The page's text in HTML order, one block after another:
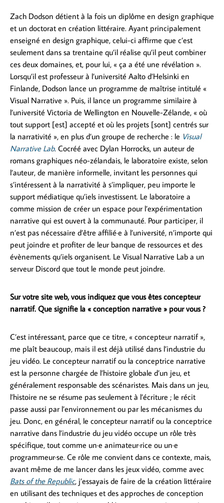
Zach Dodson détient à la fois un diplôme en design graphique
et un doctorat en création littéraire. Ayant principalement
enseigné en design graphique, celui-ci affirme que c’est
seulement dans sa trentaine qu’il réalise qu’il peut combiner
ces deux domaines, et, pour lui, « ça a été une révélation ».
Lorsqu’il est professeur à l’université Aalto d’Helsinki en
Finlande, Dodson lance un programme de maîtrise intitulé «
Visual Narrative ». Puis, il lance un programme similaire à
l’université Victoria de Wellington en Nouvelle-Zélande, « où
tout support [est] accepté et où les projets [sont] centrés sur
la narrativité », en plus d’un groupe de recherche : le Visual
Narrative Lab. Cocréé avec Dylan Horrocks, un auteur de
romans graphiques néo-zélandais, le laboratoire existe, selon
l’auteur, de manière informelle, invitant les personnes qui
s’intéressent à la narrativité à s’impliquer, peu importe le
support médiatique qu’iels investissent. Le laboratoire a
comme mission de créer un espace pour l’expérimentation
narrative qui est ouvert à la communauté. Pour participer, il
n’est pas nécessaire d’être affilié·e à l’université, n’importe qui
peut joindre et profiter de leur banque de ressources et des
évènements qu’iels organisent. Le Visual Narrative Lab a un
serveur Discord que tout le monde peut joindre.
Sur votre site web, vous indiquez que vous êtes concepteur
narratif. Que signifie la « conception narrative » pour vous ?
C’est intéressant, parce que ce titre, « concepteur narratif »,
me plaît beaucoup, mais il est déjà utilisé dans l’industrie du
jeu vidéo. Le concepteur narratif ou la conceptrice narrative
est la personne chargée de l’histoire globale d’un jeu, et
généralement responsable des scénaristes. Mais dans un jeu,
l’histoire ne se résume pas seulement à l’écriture ; le récit
passe aussi par l’environnement ou par les mécanismes du
jeu. Donc, en général, le concepteur narratif ou la conceptrice
narrative dans l’industrie du jeu vidéo occupe un rôle très
spécifique, tout comme un·e animateur·rice ou un·e
programmeur·se. Ce rôle me convient dans ce contexte, mais,
avant même de me lancer dans les jeux vidéo, comme avec
Bats of the Republic, j’essayais de faire de la création littéraire
en utilisant des techniques et des approches de conception